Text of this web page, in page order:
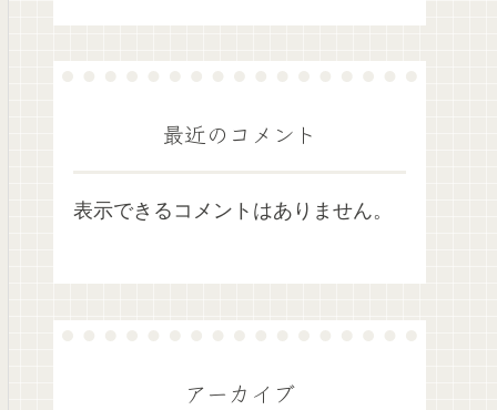
最近のコメント
表示できるコメントはありません。
アーカイブ